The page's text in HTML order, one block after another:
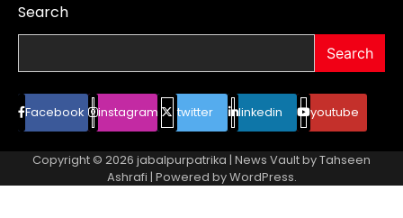
Search
Search
Facebook instagram twitter linkedin youtube
Copyright © 2026 jabalpurpatrika | News Vault byTahseen
Ashrafi | Powered byWordPress.